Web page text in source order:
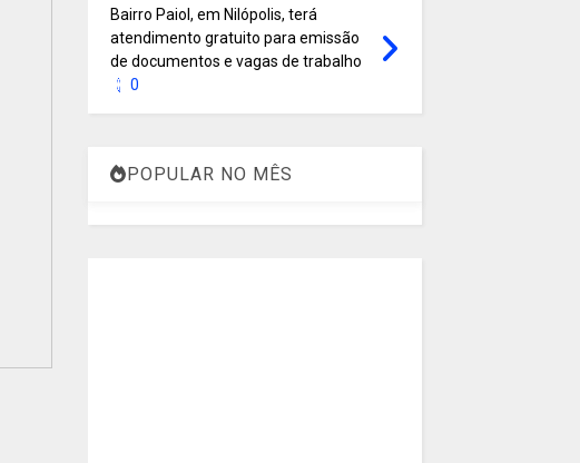
Bairro Paiol, em Nilópolis, terá
atendimento gratuito para emissão
de documentos e vagas de trabalho
0
POPULAR NO MÊS